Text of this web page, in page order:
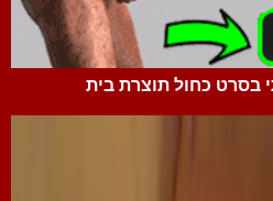
כחול תוצרת בית